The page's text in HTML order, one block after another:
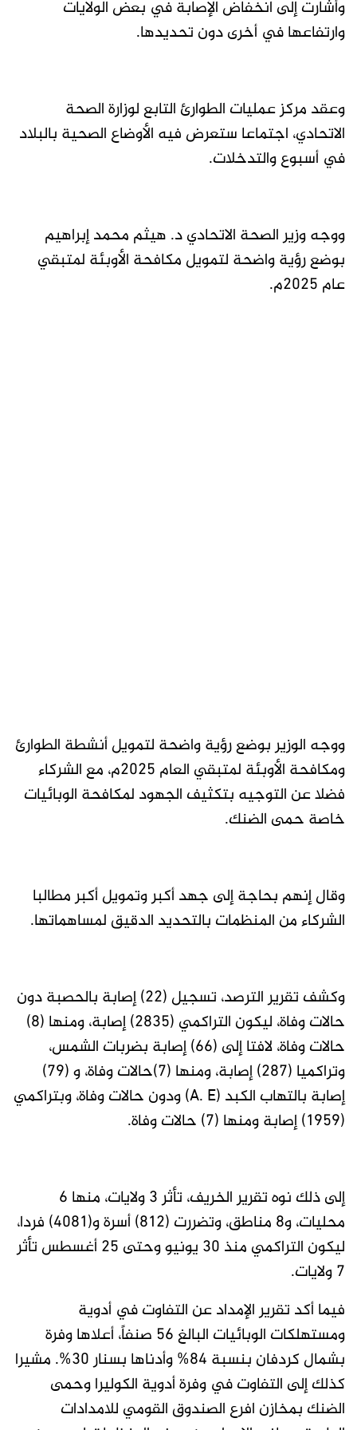
وأشارت إلى انخفاض الإصابة في بعض الولايات
وارتفاعها في أخرى دون تحديدها.
وعقد مركز عمليات الطوارئ التابع لوزارة الصحة
الاتحادي، اجتماعا ستعرض فيه الأوضاع الصحية بالبلاد
في أسبوع والتدخلات.
ووجه وزير الصحة الاتحادي د. هيثم محمد إبراهيم
بوضع رؤية واضحة لتمويل مكافحة الأوبئة لمتبقي
عام 2025م.
ووجه الوزير بوضع رؤية واضحة لتمويل أنشطة الطوارئ
ومكافحة الأوبئة لمتبقي العام 2025م، مع الشركاء
فضلا عن التوجيه بتكثيف الجهود لمكافحة الوبائيات
خاصة حمى الضنك.
وقال إنهم بحاجة إلى جهد أكبر وتمويل أكبر مطالبا
الشركاء من المنظمات بالتحديد الدقيق لمساهماتها.
وكشف تقرير الترصد، تسجيل (22) إصابة بالحصبة دون
حالات وفاة، ليكون التراكمي (2835) إصابة، ومنها (8)
حالات وفاة، لافتا إلى (66) إصابة بضربات الشمس،
وتراكميا (287) إصابة، ومنها (7)حالات وفاة، و (79)
إصابة بالتهاب الكبد (A. E) ودون حالات وفاة، وبتراكمي
(1959) إصابة ومنها (7) حالات وفاة.
إلى ذلك نوه تقرير الخريف، تأثر 3 ولايات، منها 6
محليات، و8 مناطق، وتضررت (812) أسرة و(4081) فردا،
ليكون التراكمي منذ 30 يونيو وحتى 25 أغسطس تأثر
7 ولايات.
فيما أكد تقرير الإمداد عن التفاوت في أدوية
ومستهلكات الوبائيات البالغ 56 صنفاً، أعلاها وفرة
بشمال كردفان بنسبة 84% وأدناها بسنار 30%. مشيرا
كذلك إلى التفاوت في وفرة أدوية الكوليرا وحمى
الضنك بمخازن افرع الصندوق القومي للامدادات